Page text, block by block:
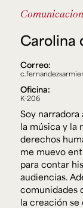
Universidad
de mayo de
Resolución
Acreditación
Resolución
Posgrados
Carolina
Correo:
Oficina:
K-206
Soy narradora
la música y la
derechos
me muevo
para contar
audiencias.
comunidades
la creación